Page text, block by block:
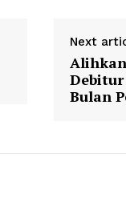
Next
Debitur
Bulan